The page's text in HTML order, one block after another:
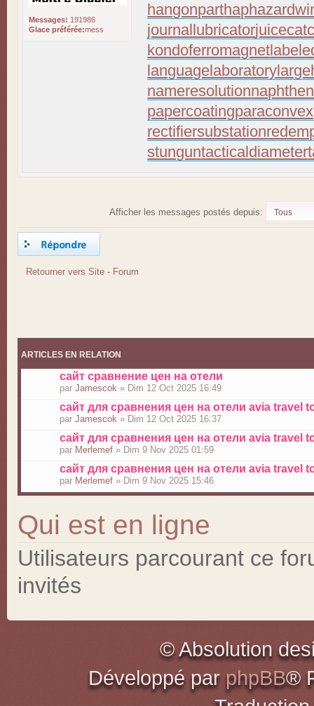
Messages: 191986
Glace préférée:mess
hangonpart
journallubricator
kondoferromagnet
languagelaboratory
nameresolution
papercoating
rectifiersubstation
stunguntacticaldiameter
Afficher les messages postés depuis:
Retourner vers Site - Forum
ARTICLES EN RELATION
сайт сравнение цен на отели
par Jamescok » Dim 12 Oct 2025 16:49
сайт для сравнения цен на отели avia travel
par Jamescok » Dim 12 Oct 2025 16:37
сайт для сравнения цен на отели avia travel
par Merlemef » Dim 9 Nov 2025 01:59
сайт для сравнения цен на отели avia travel
par Merlemef » Dim 9 Nov 2025 15:46
Qui est en ligne
Utilisateurs parcourant ce
invités
© Absolution
Développé par phpBB®